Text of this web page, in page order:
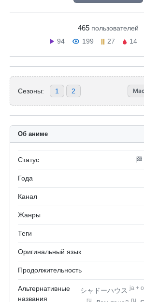
465 пользователей
94
199 27 14
Сезоны: 1 2
Об аниме
Статус
Года
Канал
Жанры
Теги
Оригинальный язык
Продолжительность
Альтернативные
названия
シャドーハウスja +
ru ru